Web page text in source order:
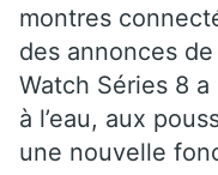
montres
des annonces
Watch Séries 8
à l’eau, aux
une nouvelle